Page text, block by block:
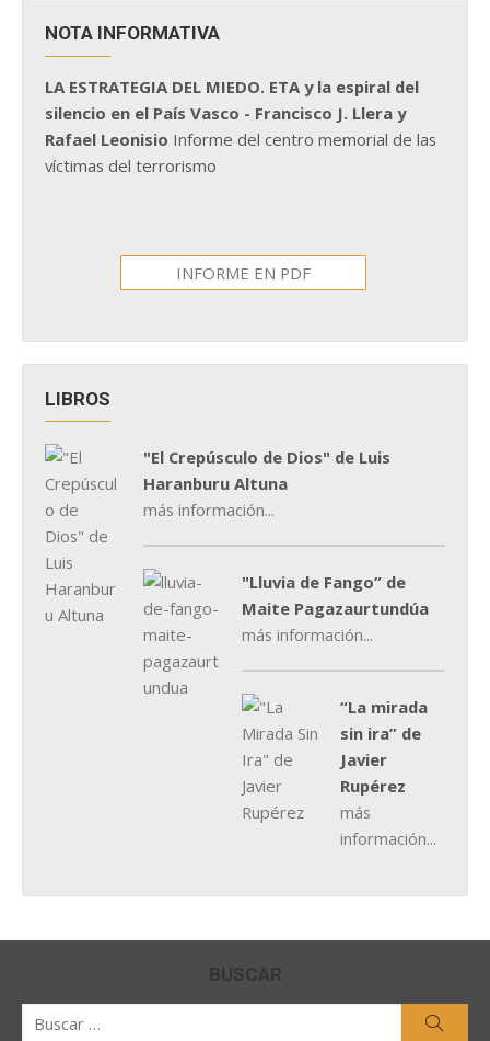
NOTA INFORMATIVA
LA ESTRATEGIA DEL MIEDO. ETA y la espiral del
silencio en el País Vasco - Francisco J. Llera y
Rafael Leonisio Informe del centro memorial de las
víctimas del terrorismo
INFORME EN PDF
LIBROS
"El Crepúsculo de Dios" de Luis
Haranburu Altuna
más información...
"Lluvia de Fango” de
Maite Pagazaurtundúa
más información...
“La mirada
sin ira” de
Javier
Rupérez
más
información...
BUSCAR